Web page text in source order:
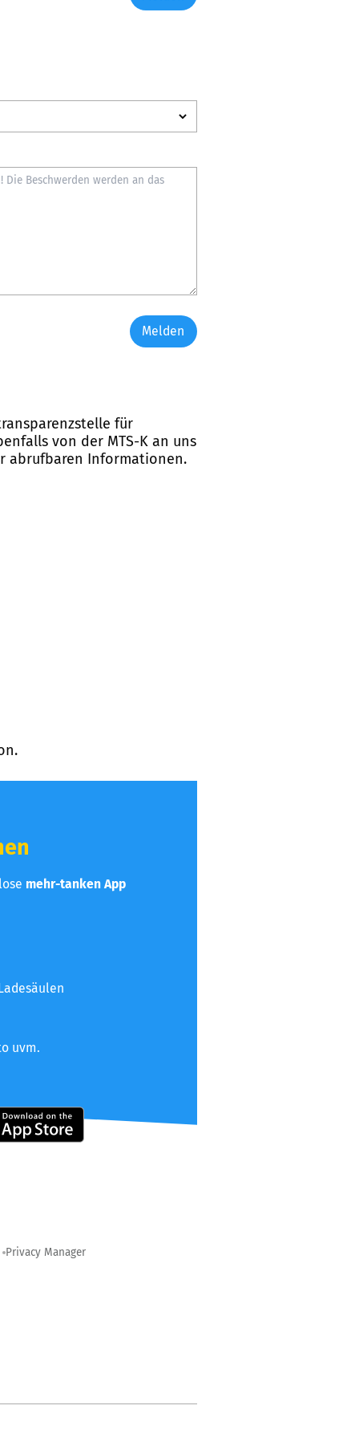
Melden
für
von der MTS-K an uns
abrufbaren Informationen.
mehr-tanken App
uvm.
Privacy Manager